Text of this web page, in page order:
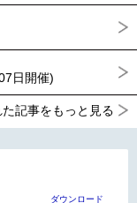
日開催)
記事をもっと見る
ダウンロード